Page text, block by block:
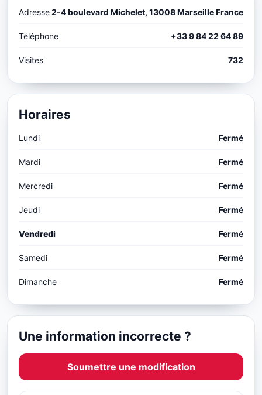
Adresse2-4 boulevard Michelet, 13008 Marseille France
Téléphone +33 9 84 22 64 89
Visites 732
Horaires
Lundi Fermé
Mardi Fermé
Mercredi Fermé
Jeudi Fermé
Vendredi Fermé
Samedi Fermé
Dimanche Fermé
Une information incorrecte ?
Soumettre une modification